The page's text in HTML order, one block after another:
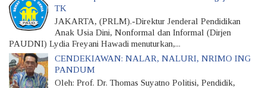
TK
JAKARTA, (PRLM).-Direktur Jenderal Pendidikan
Anak Usia Dini, Nonformal dan Informal (Dirjen
PAUDNI) Lydia Freyani Hawadi menuturkan,...
CENDEKIAWAN: NALAR, NALURI, NRIMO ING
PANDUM
Oleh: Prof. Dr. Thomas Suyatno Politisi, Pendidik,